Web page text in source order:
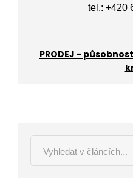
tel.: +420
PRODEJ -